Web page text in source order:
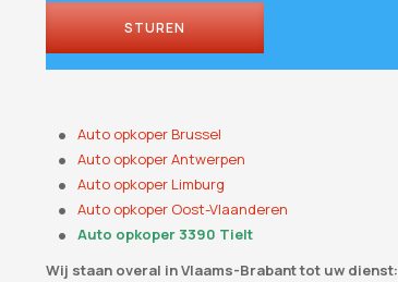
STUREN
Auto opkoper Brussel
Auto opkoper Antwerpen
Auto opkoper Limburg
Auto opkoper Oost-Vlaanderen
Auto opkoper 3390 Tielt
Wij staan ​​overal in Vlaams-Brabant tot uw dienst: